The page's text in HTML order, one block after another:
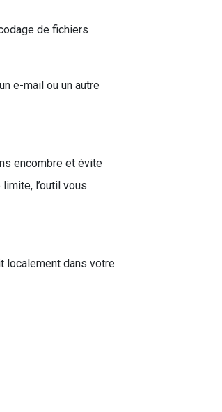
de fichiers
e-mail ou un autre
encombre et évite
l’outil vous
localement dans votre